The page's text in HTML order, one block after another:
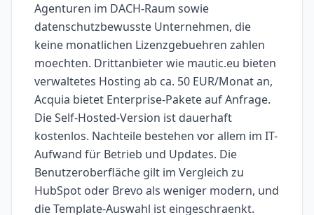
Agenturen im DACH-Raum sowie
datenschutzbewusste Unternehmen, die
keine monatlichen Lizenzgebuehren zahlen
moechten. Drittanbieter wie mautic.eu bieten
verwaltetes Hosting ab ca. 50 EUR/Monat an,
Acquia bietet Enterprise-Pakete auf Anfrage.
Die Self-Hosted-Version ist dauerhaft
kostenlos. Nachteile bestehen vor allem im IT-
Aufwand für Betrieb und Updates. Die
Benutzeroberfläche gilt im Vergleich zu
HubSpot oder Brevo als weniger modern, und
die Template-Auswahl ist eingeschraenkt.